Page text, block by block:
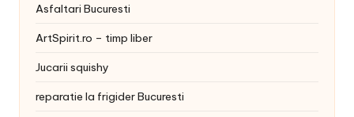
Asfaltari Bucuresti
ArtSpirit.ro – timp liber
Jucarii squishy
reparatie la frigider Bucuresti